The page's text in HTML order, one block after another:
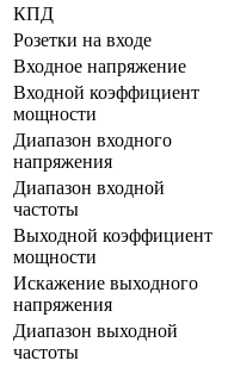
КПД
Розетки на входе
Входное напряжение
Входной коэффициент
мощности
Диапазон входного
напряжения
Диапазон входной
частоты
Выходной коэффициент
мощности
Искажение выходного
напряжения
Диапазон выходной
частоты